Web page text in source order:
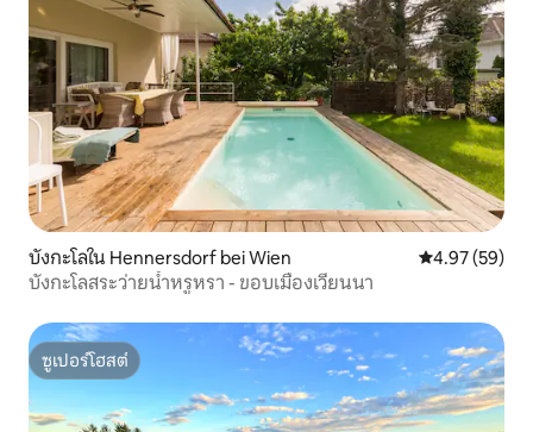
บังกะโลใน Hennersdorf bei Wien คะแนนเฉลี่ย
4.97 (59)
บังกะโลสระว่ายน้ำหรูหรา - ขอบเมืองเวียนนา
ซูเปอร์โฮสต์
ซูเปอร์โฮสต์